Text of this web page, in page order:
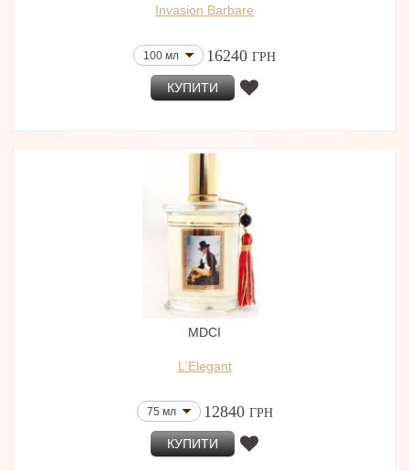
Invasion Barbare
100 мл 16240 ГРН
КУПИТИ
MDCI
L'Elegant
75 мл 12840 ГРН
КУПИТИ